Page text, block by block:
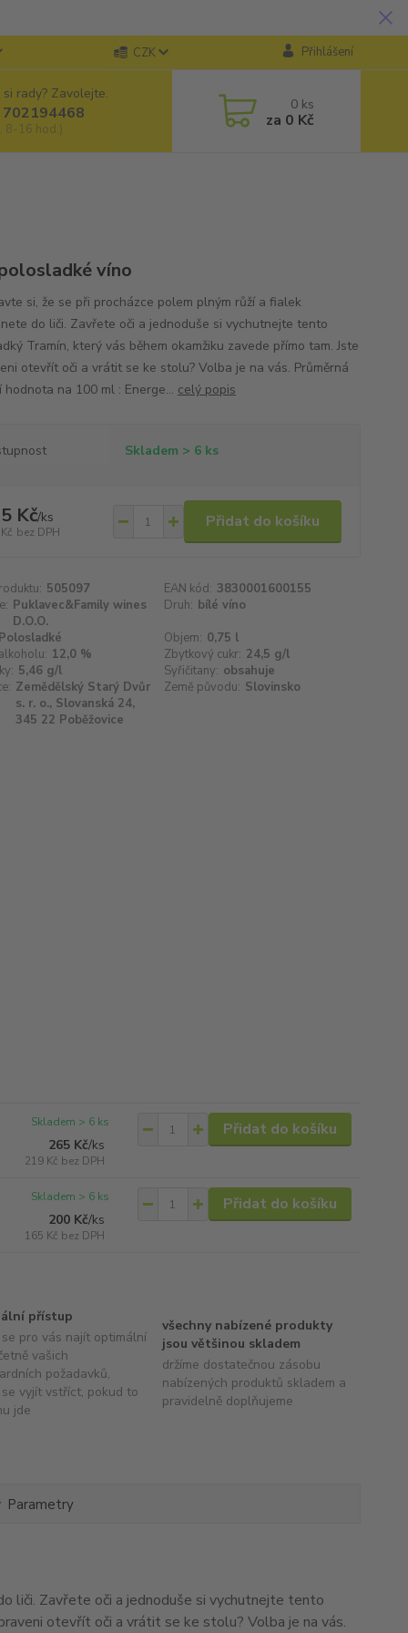
CZK Přihlášení
rady? Zavolejte.
8-16 hod.)
0 ks
za 0 Kč
víno
si, že se při procházce polem plným růží a fialek
do liči. Zavřete oči a jednoduše si vychutnejte tento
Tramín, který vás během okamžiku zavede přímo tam. Jste
otevřít oči a vrátit se ke stolu? Volba je na vás. Průměrná
hodnota na 100 ml : Energe... celý popis
Skladem > 6 ks
Kč/ks
bez DPH
Přidat do košíku
505097 EAN kód: 3830001600155
Puklavec&Family wines
D.O.O.
Druh: bílé víno
Objem: 0,75 l
12,0 % Zbytkový cukr: 24,5 g/l
5,46 g/l Syřičitany: obsahuje
Zemědělský Starý Dvůr
s. r. o., Slovanská 24,
345 22 Poběžovice
Země původu: Slovinsko
265 Kč/ks
219 Kč bez DPH
Skladem > 6 ks Přidat do košíku
200 Kč/ks
165 Kč bez DPH
Skladem > 6 ks Přidat do košíku
přístup
pro vás najít optimální
vašich
požadavků,
vyjít vstříct, pokud to
jde
všechny nabízené produkty
jsou většinou skladem
držíme dostatečnou zásobu
nabízených produktů skladem a
pravidelně doplňujeme
Parametry
liči. Zavřete oči a jednoduše si vychutnejte tento
otevřít oči a vrátit se ke stolu? Volba je na vás.